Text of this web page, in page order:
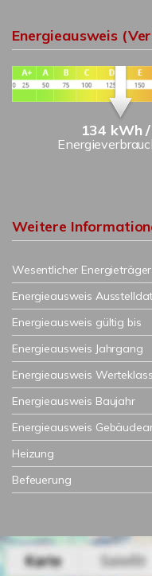
Energieausweis
134 kWh
Weitere
Wesentlicher Energieträger
Energieausweis
Energieausweis gültig bis
Energieausweis Jahrgang
Energieausweis
Energieausweis Baujahr
Energieausweis
Heizung
Befeuerung